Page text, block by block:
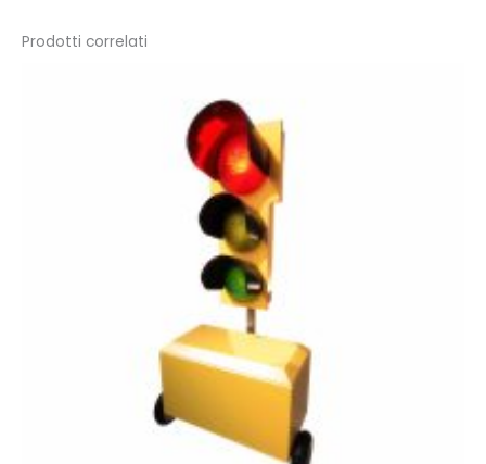
Prodotti correlati